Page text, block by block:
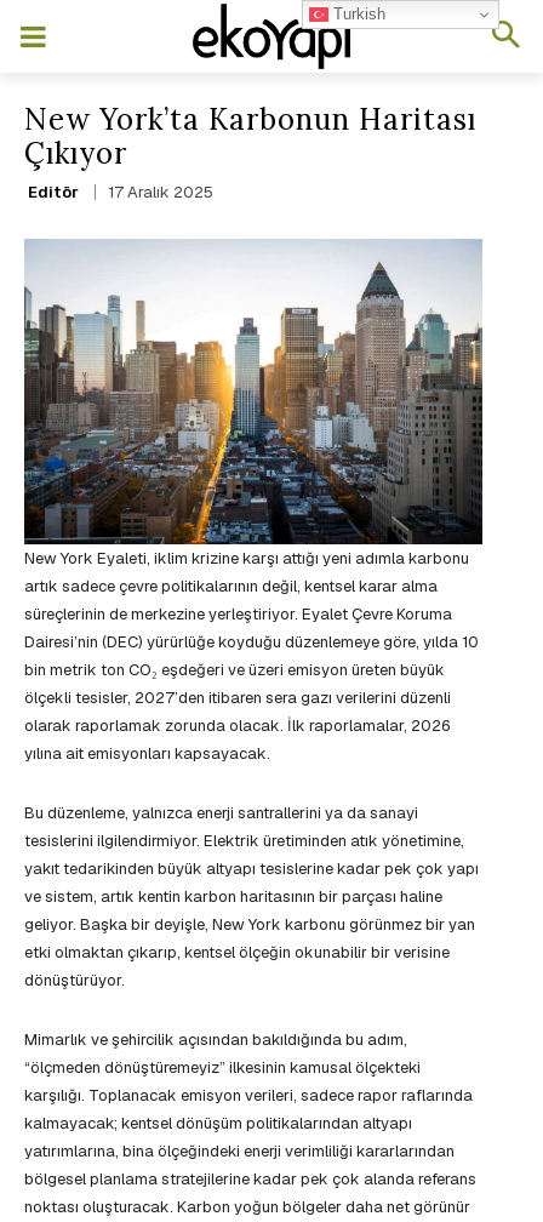
New York’ta Karbonun Haritası
Çıkıyor
Editör 17 Aralık 2025
New York Eyaleti, iklim krizine karşı attığı yeni adımla karbonu
artık sadece çevre politikalarının değil, kentsel karar alma
süreçlerinin de merkezine yerleştiriyor. Eyalet Çevre Koruma
Dairesi’nin (DEC) yürürlüğe koyduğu düzenlemeye göre, yılda 10
bin metrik ton CO₂ eşdeğeri ve üzeri emisyon üreten büyük
ölçekli tesisler, 2027’den itibaren sera gazı verilerini düzenli
olarak raporlamak zorunda olacak. İlk raporlamalar, 2026
yılına ait emisyonları kapsayacak.
Bu düzenleme, yalnızca enerji santrallerini ya da sanayi
tesislerini ilgilendirmiyor. Elektrik üretiminden atık yönetimine,
yakıt tedarikinden büyük altyapı tesislerine kadar pek çok yapı
ve sistem, artık kentin karbon haritasının bir parçası haline
geliyor. Başka bir deyişle, New York karbonu görünmez bir yan
etki olmaktan çıkarıp, kentsel ölçeğin okunabilir bir verisine
dönüştürüyor.
Mimarlık ve şehircilik açısından bakıldığında bu adım,
“ölçmeden dönüştüremeyiz” ilkesinin kamusal ölçekteki
karşılığı. Toplanacak emisyon verileri, sadece rapor raflarında
kalmayacak; kentsel dönüşüm politikalarından altyapı
yatırımlarına, bina ölçeğindeki enerji verimliliği kararlarından
bölgesel planlama stratejilerine kadar pek çok alanda referans
noktası oluşturacak. Karbon yoğun bölgeler daha net görünür
Turkish